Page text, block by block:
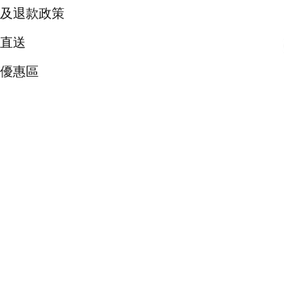
退款政策
送
惠區